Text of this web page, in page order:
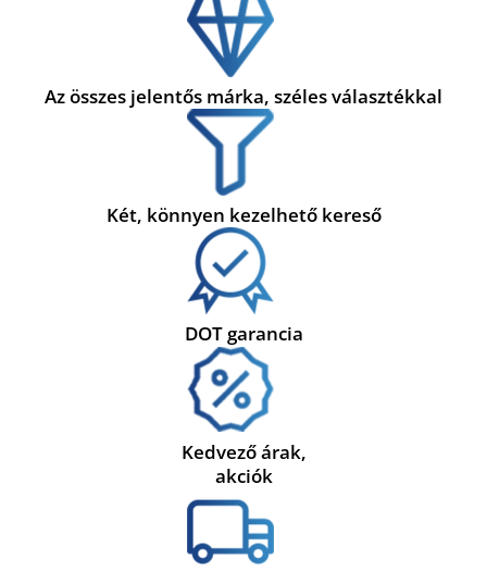
Az összes jelentős márka, széles választékkal
Két, könnyen kezelhető kereső
DOT garancia
Kedvező árak,
akciók